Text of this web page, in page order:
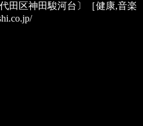
代田区神田駿河台〕［健康,音楽